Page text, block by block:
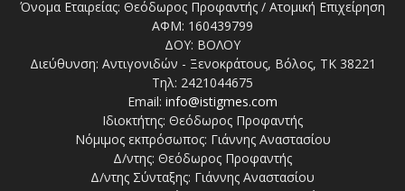
Όνομα Εταιρείας: Θεόδωρος Προφαντής / Ατομική Επιχείρηση
ΑΦΜ: 160439799
ΔΟΥ: ΒΟΛΟΥ
Διεύθυνση: Αντιγονιδών - Ξενοκράτους, Βόλος, ΤΚ 38221
Τηλ: 2421044675
Email: info@istigmes.com
Ιδιοκτήτης: Θεόδωρος Προφαντής
Νόμιμος εκπρόσωπος: Γιάννης Αναστασίου
Δ/ντης: Θεόδωρος Προφαντής
Δ/ντης Σύνταξης: Γιάννης Αναστασίου